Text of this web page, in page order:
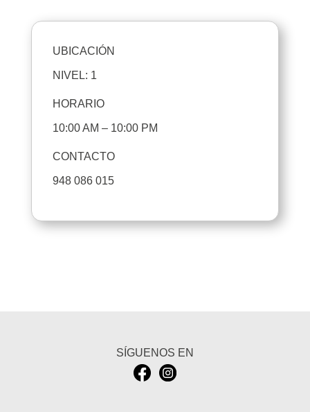
UBICACIÓN
NIVEL: 1
HORARIO
10:00 AM – 10:00 PM
CONTACTO
948 086 015
SÍGUENOS EN